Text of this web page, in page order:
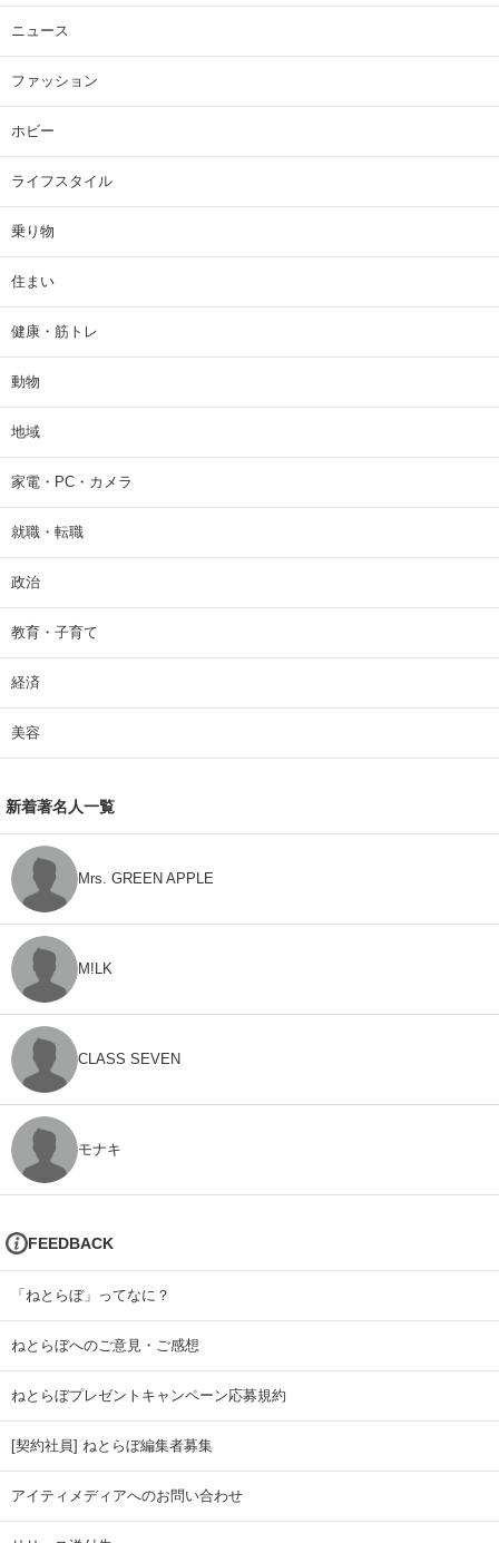
ニュース
ファッション
ホビー
ライフスタイル
乗り物
住まい
健康・筋トレ
動物
地域
家電・PC・カメラ
就職・転職
政治
教育・子育て
経済
美容
新着著名人一覧
Mrs. GREEN APPLE
M!LK
CLASS SEVEN
モナキ
FEEDBACK
「ねとらぼ」ってなに？
ねとらぼへのご意見・ご感想
ねとらぼプレゼントキャンペーン応募規約
[契約社員] ねとらぼ編集者募集
アイティメディアへのお問い合わせ